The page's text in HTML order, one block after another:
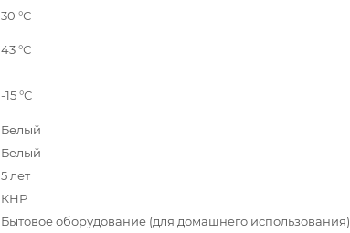
30 °С
43 °С
-15 °С
Белый
Белый
5 лет
КНР
Бытовое оборудование (для домашнего использования)